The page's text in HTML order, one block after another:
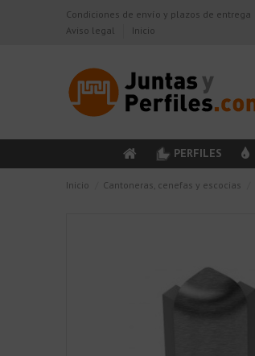
Condiciones de envío y plazos de entrega
Aviso legal
Inicio
PERFILES
Inicio Cantoneras, cenefas y escocias